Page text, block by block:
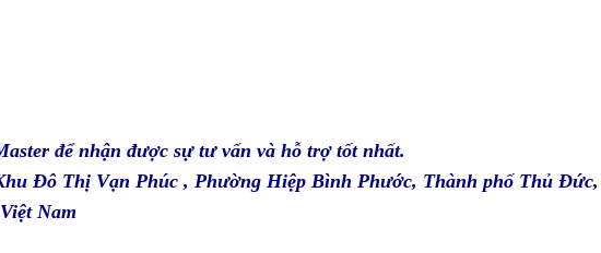
để nhận được sự tư vấn và hỗ trợ tốt nhất.
Đô Thị Vạn Phúc , Phường Hiệp Bình Phước, Thành phố Thủ Đức,
Nam